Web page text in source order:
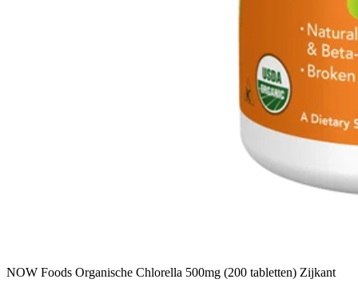
NOW Foods Organische Chlorella 500mg (200 tabletten) Zijkant